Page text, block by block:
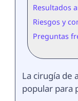
Resultados
Riesgos y
Preguntas
La cirugía de
popular para